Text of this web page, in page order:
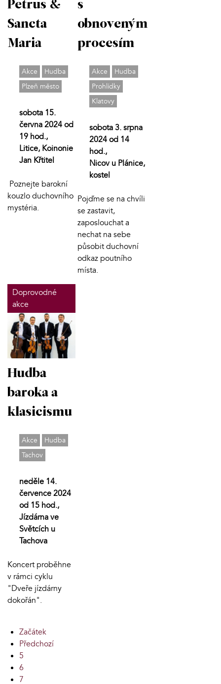
Petrus &
Sancta
Maria
Akce
Hudba
Plzeň město
sobota 15.
června 2024 od
19 hod.,
Litice, Koinonie
Jan Křtitel
Poznejte barokní
kouzlo duchovního
mystéria.
s
obnoveným
procesím
Akce
Hudba
Prohlídky
Klatovy
sobota 3. srpna
2024 od 14
hod.,
Nicov u Plánice,
kostel
Pojďme se na chvíli
se zastavit,
zaposlouchat a
nechat na sebe
působit duchovní
odkaz poutního
místa.
Doprovodné
akce
Hudba
baroka a
klasicismu
Akce
Hudba
Tachov
neděle 14.
července 2024
od 15 hod.,
Jízdárna ve
Světcích u
Tachova
Koncert proběhne
v rámci cyklu
"Dveře jízdárny
dokořán".
Začátek
Předchozí
5
6
7